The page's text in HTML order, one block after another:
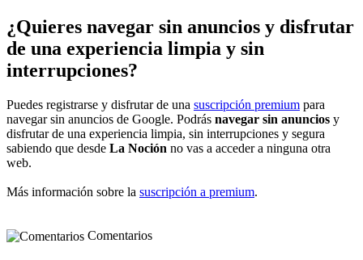
¿Quieres navegar sin anuncios y disfrutar
de una experiencia limpia y sin
interrupciones?
Puedes registrarse y disfrutar de una suscripción premium para
navegar sin anuncios de Google. Podrás navegar sin anuncios y
disfrutar de una experiencia limpia, sin interrupciones y segura
sabiendo que desde La Noción no vas a acceder a ninguna otra
web.
Más información sobre la suscripción a premium.
Comentarios